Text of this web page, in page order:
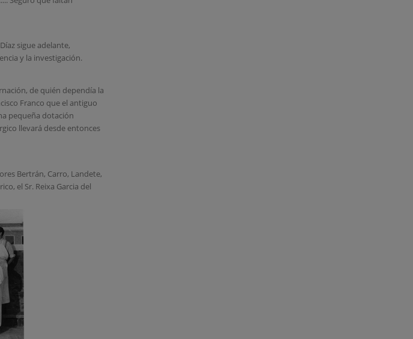
sigue adelante,
y la investigación.
de quién dependía la
Franco que el antiguo
pequeña dotación
llevará desde entonces
Bertrán, Carro, Landete,
el Sr. Reixa Garcia del